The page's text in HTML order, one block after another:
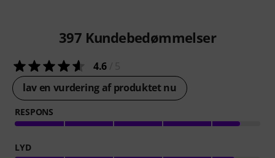
397 Kundebedømmelser
4.6
lav en vurdering af produktet nu
RESPONS
LYD